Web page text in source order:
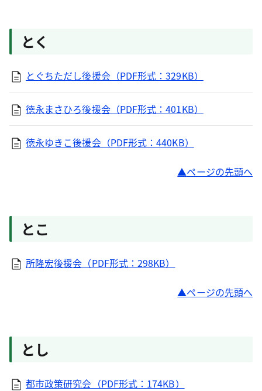
とく
とぐちただし後援会（PDF形式：329KB）
徳永まさひろ後援会（PDF形式：401KB）
徳永ゆきこ後援会（PDF形式：440KB）
ページの先頭へ
とこ
所隆宏後援会（PDF形式：298KB）
ページの先頭へ
とし
都市政策研究会（PDF形式：174KB）